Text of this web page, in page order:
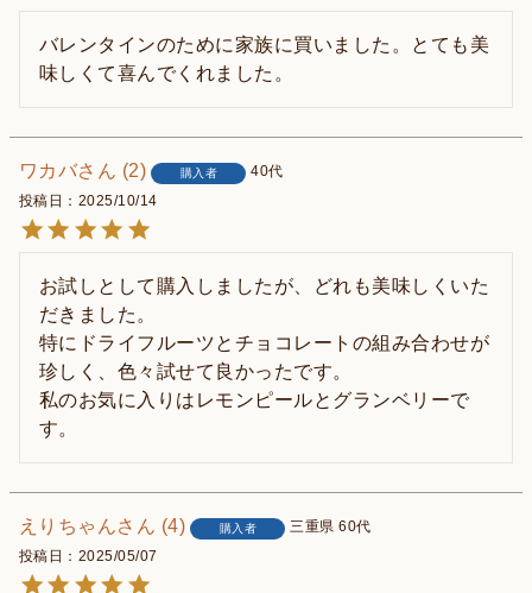
バレンタインのために家族に買いました。とても美
味しくて喜んでくれました。
ワカバ 2 購入者
40代
投稿日
2025/10/14
お試しとして購入しましたが、どれも美味しくいた
だきました。
特にドライフルーツとチョコレートの組み合わせが
珍しく、色々試せて良かったです。
私のお気に入りはレモンピールとグランベリーで
す。
えりちゃん 4 購入者 三重県 60代
投稿日
2025/05/07